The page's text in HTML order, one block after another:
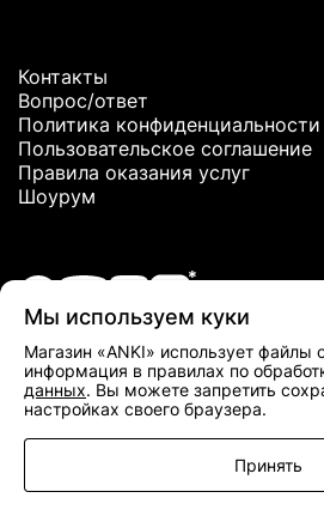
Контакты
Вопрос/ответ
Политика конфиденциальности
Пользовательское соглашение
Правила оказания услуг
Шоурум
*Meta Platforms Inc. признана
запрещена в РФ
Мы используем куки
Магазин «ANKI» использует файлы
информация в правилах по
данных. Вы можете запретить
настройках своего браузера.
Принять